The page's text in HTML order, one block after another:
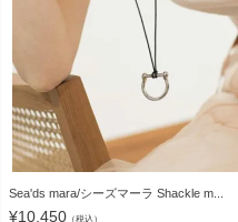
Sea'ds mara/シーズマーラ Shackle m...
¥10,450 （税込）